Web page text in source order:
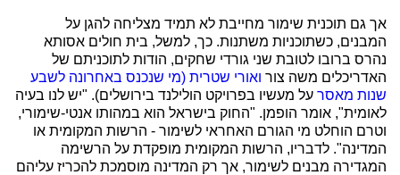
אך גם תוכנית שימור מחייבת לא תמיד מצליחה להגן על
המבנים, כשתוכניות משתנות. כך, למשל, בית חולים אסותא
נהרס ברובו לטובת שני גורדי שחקים, הודות לתוכניתם של
האדריכלים משה צור ואורי שטרית (מי שנכנס באחרונה לשבע
שנות מאסר על מעשיו בפרויקט הולילנד בירושלים). "יש לנו בעיה
לאומית", אומר הופמן. "החוק בישראל הוא במהותו אנטי-שימורי,
וטרם הוחלט מי הגורם האחראי לשימור - הרשות המקומית או
המדינה". לדבריו, הרשות המקומית מופקדת על הרשימה
המגדירה מבנים לשימור, אך רק המדינה מוסמכת להכריז עליהם